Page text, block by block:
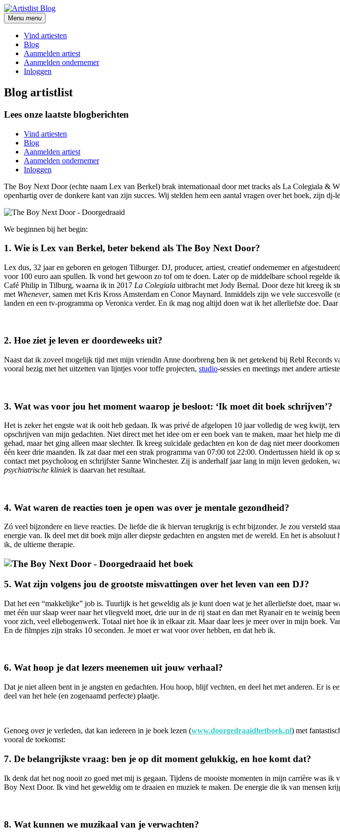
Menu menu
Vind artiesten
Blog
Aanmelden artiest
Aanmelden ondernemer
Inloggen
Blog artistlist
Lees onze laatste blogberichten
Vind artiesten
Blog
Aanmelden artiest
Aanmelden ondernemer
Inloggen
The Boy Next Door (echte naam Lex van Berkel) brak internationaal door met tracks als La Colegiala &
openhartig over de donkere kant van zijn succes. Wij stelden hem een aantal vragen over het boek, zijn
We beginnen bij het begin:
1.⁠ ⁠Wie is Lex van Berkel, beter bekend als The Boy Next Door?
Lex dus, 32 jaar en geboren en getogen Tilburger. DJ, producer, artiest, creatief ondernemer en
voor 100 euro aan spullen. Ik vond het gewoon zo tof om te doen. Later op de middelbare school
Café Philip in Tilburg, waarna ik in 2017 La Colegiala uitbracht met Jody Bernal. Door deze hit kreeg ik
met Whenever, samen met Kris Kross Amsterdam en Conor Maynard. Inmiddels zijn we vele succesvolle
landen en een tv-programma op Veronica verder. En ik mag nog altijd doen wat ik het allerliefste doe.
2.⁠ ⁠Hoe ziet je leven er doordeweeks uit?
Naast dat ik zoveel mogelijk tijd met mijn vriendin Anne doorbreng ben ik net getekend bij Rebl Records
vooral bezig met het uitzetten van lijntjes voor toffe projecten, studio-sessies en meetings met andere
3.⁠ ⁠Wat was voor jou het moment waarop je besloot: ‘Ik moet dit boek schrijven’?
Het is zeker het engste wat ik ooit heb gedaan. Ik was privé de afgelopen 10 jaar volledig de weg kwijt,
opschrijven van mijn gedachten. Niet direct met het idee om er een boek van te maken, maar het hielp
gehad, maar het ging alleen maar slechter. Ik kreeg suïcidale gedachten en kon de dag niet meer
één keer drie maanden. Ik zat daar met een strak programma van 07:00 tot 22:00. Ondertussen hield ik
contact met psycholoog en schrijfster Sanne Winchester. Zij is anderhalf jaar lang in mijn leven gedoken,
psychiatrische kliniekis daarvan het resultaat.
4.⁠ ⁠Wat waren de reacties toen je open was over je mentale gezondheid?
Zó veel bijzondere en lieve reacties. De liefde die ik hiervan terugkrijg is echt bijzonder. Je zou versteld
energie van. Ik deel met dit boek mijn aller diepste gedachten en angsten met de wereld. En het is
ik, de ultieme therapie.
5.⁠ ⁠Wat zijn volgens jou de grootste misvattingen over het leven van een DJ?
Dat het een “makkelijke” job is. Tuurlijk is het geweldig als je kunt doen wat je het allerliefste doet, maar
met één uur slaap weer naar het vliegveld moet, drie uur in de rij staat en dan met Ryanair en te weinig
voor zich, veel ellebogenwerk. Totaal niet hoe ik in elkaar zit. Maar daar lees je meer over in mijn boek.
En de filmpjes zijn straks 10 seconden. Je moet er wat voor over hebben, en dat heb ik.
6.⁠ ⁠Wat hoop je dat lezers meenemen uit jouw verhaal?
Dat je niet alleen bent in je angsten en gedachten. Hou hoop, blijf vechten, en deel het met anderen. Er
deel van het hele (en zogenaamd perfecte) plaatje.
Genoeg over je verleden, dat kan iedereen in je boek lezen (www.doorgedraaidhetboek.nl) met
vooral de toekomst:
7.⁠ ⁠De belangrijkste vraag: ben je op dit moment gelukkig, en hoe komt dat?
Ik denk dat het nog nooit zo goed met mij is gegaan. Tijdens de mooiste momenten in mijn carrière was
Boy Next Door. Ik vind het geweldig om te draaien en muziek te maken. De energie die ik van mensen
8.⁠ ⁠Wat kunnen we muzikaal van je verwachten?